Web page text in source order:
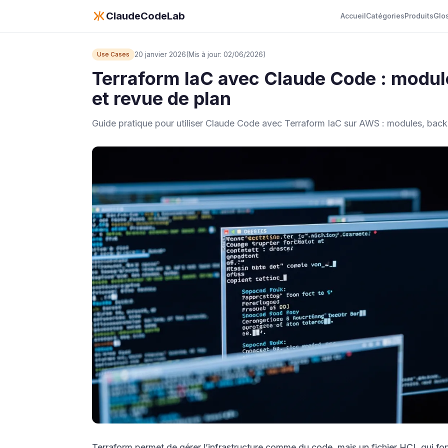
ClaudeCodeLab AccueilCatégoriesProduits
Use Cases 20 janvier 2026(Mis à jour: 02/06/2026)
Terraform IaC avec Claude Code :
et revue de plan
Guide pratique pour utiliser Claude Code avec Terraform IaC sur AWS : modules,